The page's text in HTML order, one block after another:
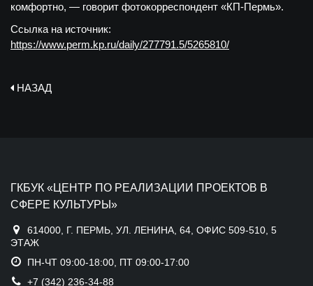
комфортно, — говорит фотокорреспондент «КП-Пермь».
Ссылка на источник:
https://www.perm.kp.ru/daily/277791.5/5265810/
НАЗАД
ГКБУК «ЦЕНТР ПО РЕАЛИЗАЦИИ ПРОЕКТОВ В
СФЕРЕ КУЛЬТУРЫ»
614000, Г. ПЕРМЬ, УЛ. ЛЕНИНА, 64, ОФИС 509-510, 5
ЭТАЖ
ПН-ЧТ 09:00-18:00, ПТ 09:00-17:00
+7 (342) 236-34-88